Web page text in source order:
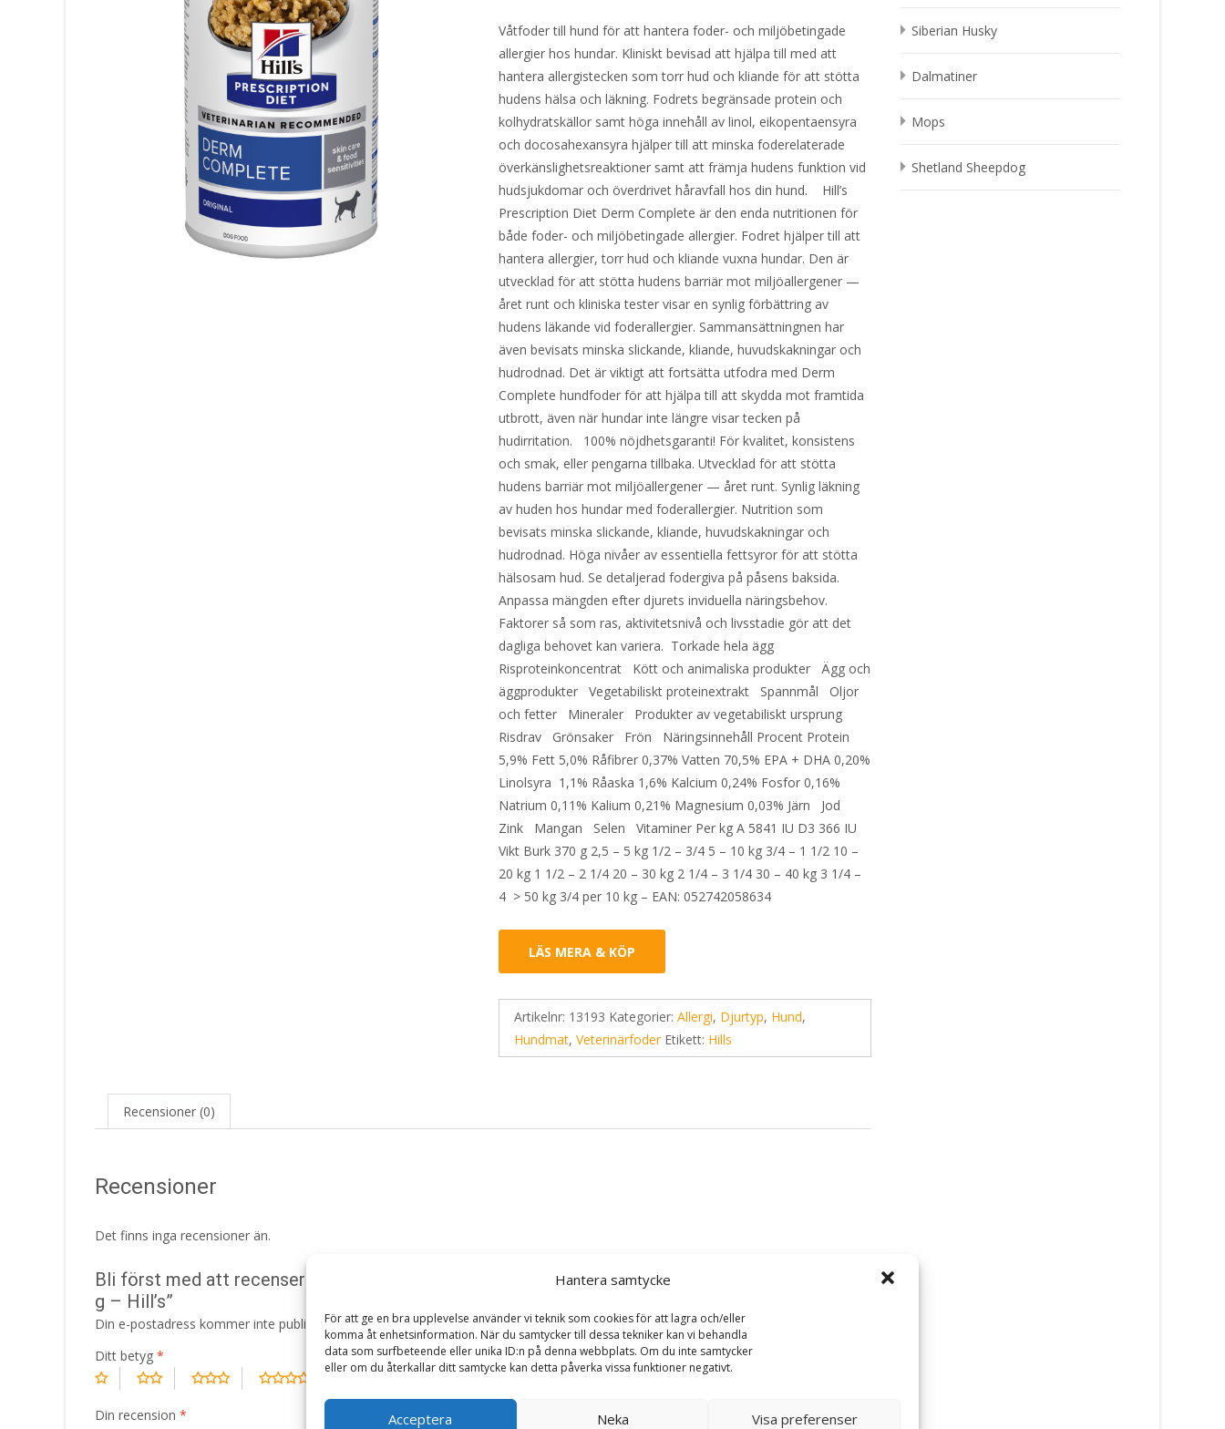
Hantera samtycke
För att ge en bra upplevelse använder vi teknik som cookies för att lagra och/eller
komma åt enhetsinformation. När du samtycker till dessa tekniker kan vi behandla
data som surfbeteende eller unika ID:n på denna webbplats. Om du inte samtycker
eller om du återkallar ditt samtycke kan detta påverka vissa funktioner negativt.
Acceptera Neka Visa preferenser
Våtfoder till hund för att hantera foder- och miljöbetingade
allergier hos hundar. Kliniskt bevisad att hjälpa till med att
hantera allergistecken som torr hud och kliande för att stötta
hudens hälsa och läkning. Fodrets begränsade protein och
kolhydratskällor samt höga innehåll av linol, eikopentaensyra
och docosahexansyra hjälper till att minska foderelaterade
överkänslighetsreaktioner samt att främja hudens funktion vid
hudsjukdomar och överdrivet håravfall hos din hund. Hill’s
Prescription Diet Derm Complete är den enda nutritionen för
både foder- och miljöbetingade allergier. Fodret hjälper till att
hantera allergier, torr hud och kliande vuxna hundar. Den är
utvecklad för att stötta hudens barriär mot miljöallergener —
året runt och kliniska tester visar en synlig förbättring av
hudens läkande vid foderallergier. Sammansättningnen har
även bevisats minska slickande, kliande, huvudskakningar och
hudrodnad. Det är viktigt att fortsätta utfodra med Derm
Complete hundfoder för att hjälpa till att skydda mot framtida
utbrott, även när hundar inte längre visar tecken på
hudirritation. 100% nöjdhetsgaranti! För kvalitet, konsistens
och smak, eller pengarna tillbaka. Utvecklad för att stötta
hudens barriär mot miljöallergener — året runt. Synlig läkning
av huden hos hundar med foderallergier. Nutrition som
bevisats minska slickande, kliande, huvudskakningar och
hudrodnad. Höga nivåer av essentiella fettsyror för att stötta
hälsosam hud. Se detaljerad fodergiva på påsens baksida.
Anpassa mängden efter djurets inviduella näringsbehov.
Faktorer så som ras, aktivitetsnivå och livsstadie gör att det
dagliga behovet kan variera. Torkade hela ägg
Risproteinkoncentrat Kött och animaliska produkter Ägg och
äggprodukter Vegetabiliskt proteinextrakt Spannmål Oljor
och fetter Mineraler Produkter av vegetabiliskt ursprung
Risdrav Grönsaker Frön Näringsinnehåll Procent Protein
5,9% Fett 5,0% Råfibrer 0,37% Vatten 70,5% EPA + DHA 0,20%
Linolsyra 1,1% Råaska 1,6% Kalcium 0,24% Fosfor 0,16%
Natrium 0,11% Kalium 0,21% Magnesium 0,03% Järn Jod
Zink Mangan Selen Vitaminer Per kg A 5841 IU D3 366 IU
Vikt Burk 370 g 2,5 – 5 kg 1/2 – 3/4 5 – 10 kg 3/4 – 1 1/2 10 –
20 kg 1 1/2 – 2 1/4 20 – 30 kg 2 1/4 – 3 1/4 30 – 40 kg 3 1/4 –
4 > 50 kg 3/4 per 10 kg – EAN: 052742058634
LÄS MERA & KÖP
Artikelnr: 13193 Kategorier:Allergi, Djurtyp, Hund,
Hundmat,Veterinärfoder Etikett: Hills
Recensioner (0)
Recensioner
Det finns inga recensioner än.
Bli först med att recensera ”Prescription Diet Derm Complete Våtfoder till Hund – 12 st x 370
g – Hill’s”
Din e-postadress kommer inte publiceras. Obligatoriska fält är märkta*
Ditt betyg *
Din recension *
Siberian Husky
Dalmatiner
Mops
Shetland Sheepdog